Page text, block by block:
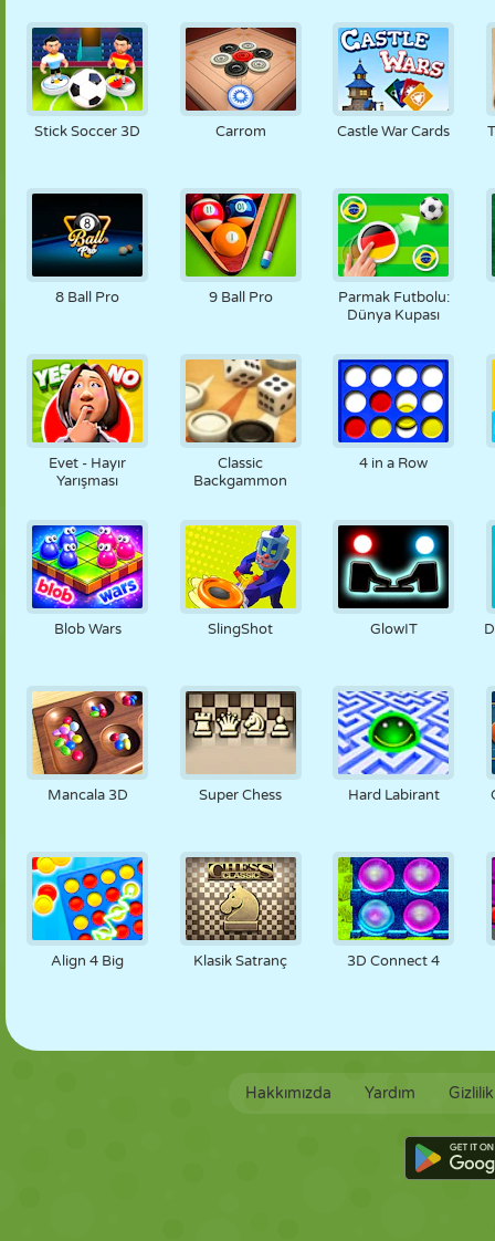
Stick Soccer 3D Carrom Castle War Cards
8 Ball Pro 9 Ball Pro
Parmak Futbolu:
Dünya Kupası
Evet - Hayır
Yarışması
Classic
Backgammon
4 in a Row
Blob Wars SlingShot GlowIT
Mancala 3D Super Chess Hard Labirant
Align 4 Big Klasik Satranç 3D Connect 4
Hakkımızda Yardım